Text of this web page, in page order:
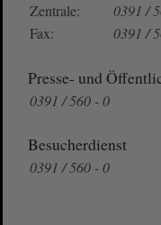
Zentrale:
0391 /
Fax:
0391 /
Presse- und
0391 / 560 - 0
Besucherdienst
0391 / 560 - 0